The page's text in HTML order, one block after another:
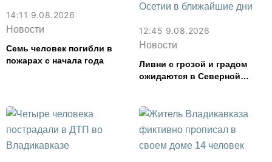
14:11 9.08.2026
Новости
Семь человек погибли в
пожарах с начала года
12:45 9.08.2026
Новости
Ливни с грозой и градом
ожидаются в Северной